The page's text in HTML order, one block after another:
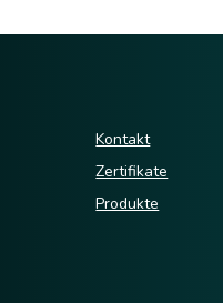
Kontakt
Zertifikate
Produkte